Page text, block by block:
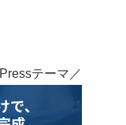
テーマ／